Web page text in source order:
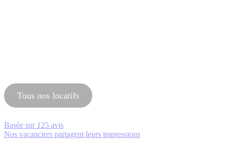
Tous nos locatifs
Basée sur 125 avis
Nos vacanciers partagent leurs impressions